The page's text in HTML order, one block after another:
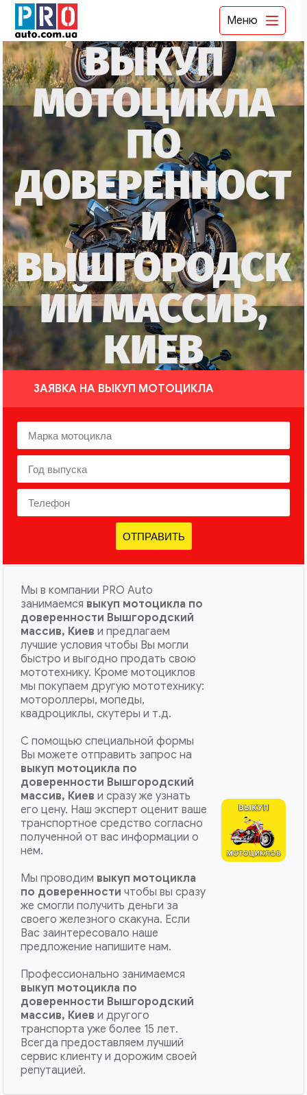
Меню
ВЫКУП
МОТОЦИКЛА
ПО
ДОВЕРЕННОСТ
И
ВЫШГОРОДСК
ИЙ МАССИВ,
КИЕВ
ЗАЯВКА НА ВЫКУП МОТОЦИКЛА
ОТПРАВИТЬ
Мы в компании PRO Auto
занимаемся выкуп мотоцикла по
доверенности Вышгородский
массив, Киев и предлагаем
лучшие условия чтобы Вы могли
быстро и выгодно продать свою
мототехнику. Кроме мотоциклов
мы покупаем другую мототехнику:
мотороллеры, мопеды,
квадроциклы, скутеры и т.д.
С помощью специальной формы
Вы можете отправить запрос на
выкуп мотоцикла по
доверенности Вышгородский
массив, Киев и сразу же узнать
его цену. Наш эксперт оценит ваше
транспортное средство согласно
полученной от вас информации о
нем.
Мы проводим выкуп мотоцикла
по доверенности чтобы вы сразу
же смогли получить деньги за
своего железного скакуна. Если
Вас заинтересовало наше
предложение напишите нам.
Профессионально занимаемся
выкуп мотоцикла по
доверенности Вышгородский
массив, Киеви другого
транспорта уже более 15 лет.
Всегда предоставляем лучший
сервис клиенту и дорожим своей
репутацией.